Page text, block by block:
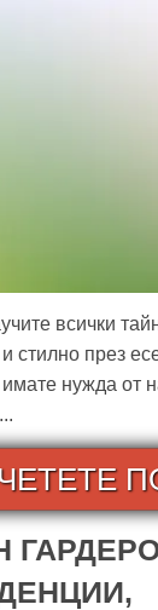
всички
стилно през
нужда от